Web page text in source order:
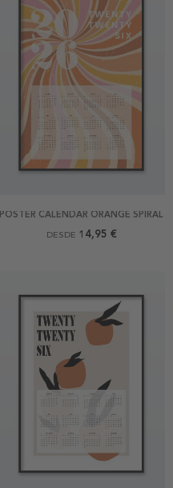
POSTER CALENDAR ORANGE SPIRAL
DESDE 14,95 €